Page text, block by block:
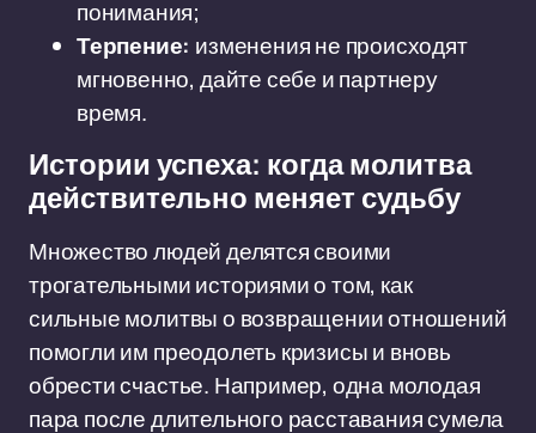
понимания;
Терпение: изменения не происходят
мгновенно, дайте себе и партнеру
время.
Истории успеха: когда молитва
действительно меняет судьбу
Множество людей делятся своими
трогательными историями о том, как
сильные молитвы о возвращении отношений
помогли им преодолеть кризисы и вновь
обрести счастье. Например, одна молодая
пара после длительного расставания сумела